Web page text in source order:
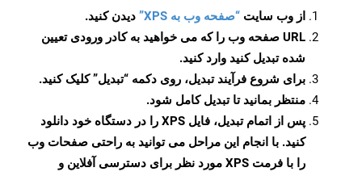
از وب سایت “صفحه وب به XPS”
دیدن کنید.
URL صفحه وب را که می خواهید به کادر ورودی تعیین
شده تبدیل کنید وارد کنید.
برای شروع فرآیند تبدیل، روی دکمه “تبدیل” کلیک کنید.
منتظر بمانید تا تبدیل کامل شود.
پس از اتمام تبدیل، فایل XPS را در دستگاه خود دانلود
کنید. با انجام این مراحل می توانید به راحتی صفحات وب
را با فرمت XPS مورد نظر برای دسترسی آفلاین و